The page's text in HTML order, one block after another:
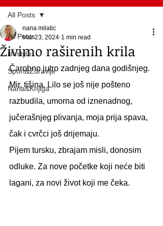
All Posts
lifestyle
Sport&Zdravlje
Nana&Knjiga
All Posts
Živimo raširenih krila
nana milatic
Mar 23, 2024 1 min read
Čarobno jutro zadnjeg dana godišnjeg.
Mir, tišina, Lilo se još nije pošteno
razbudila, umorna od iznenadnog,
jučerašnjeg plivanja, moja prija spava,
čak i cvrčci još drijemaju.
Pijem tursku, zbrajam misli, donosim
odluke. Za nove početke koji neće biti
lagani, za novi život koji me čeka.